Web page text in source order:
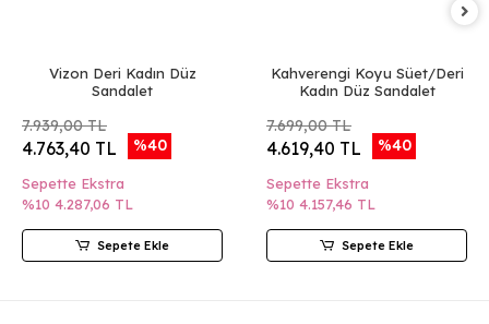
Vizon Deri Kadın Düz
Sandalet
7.939,00 TL
4.763,40 TL %40
Sepette Ekstra
%10 4.287,06 TL
Sepete Ekle
Kahverengi Koyu Süet/Deri
Kadın Düz Sandalet
7.699,00 TL
4.619,40 TL %40
Sepette Ekstra
%10 4.157,46 TL
Sepete Ekle